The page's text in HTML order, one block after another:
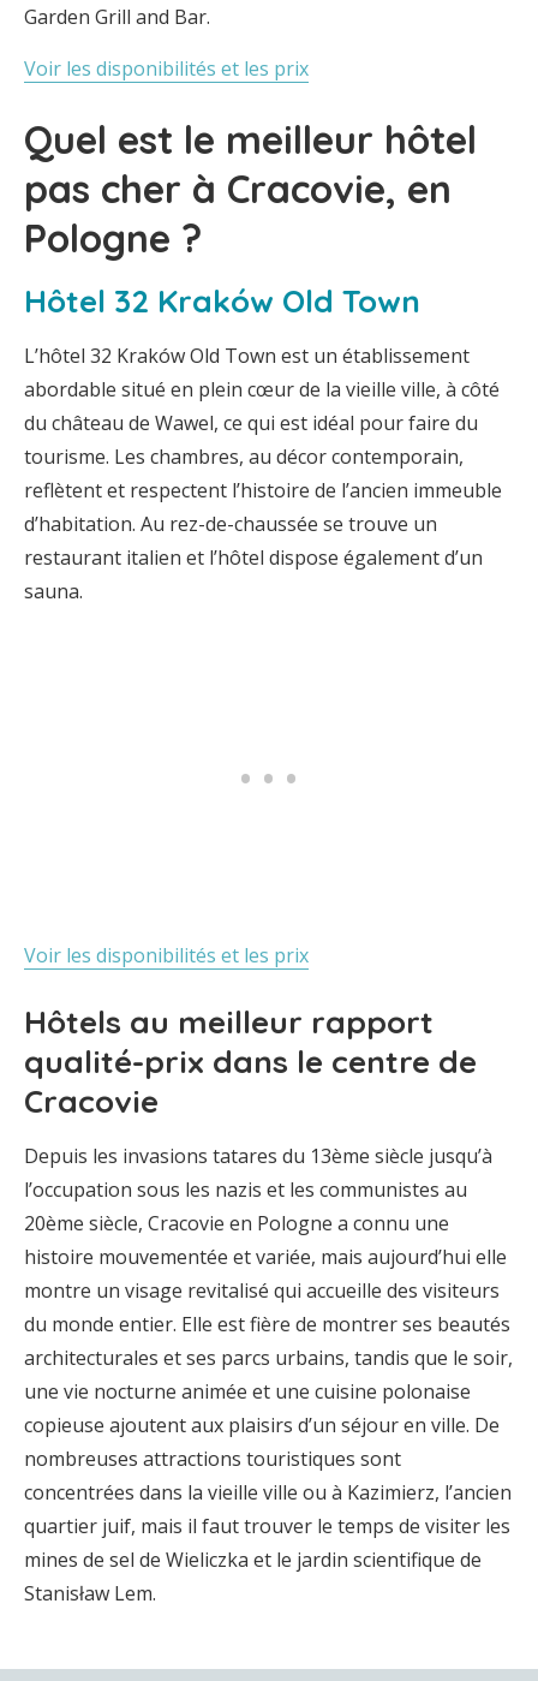
Garden Grill and Bar.
Voir les disponibilités et les prix
Quel est le meilleur hôtel
pas cher à Cracovie, en
Pologne ?
Hôtel 32 Kraków Old Town
L’hôtel 32 Kraków Old Town est un établissement
abordable situé en plein cœur de la vieille ville, à côté
du château de Wawel, ce qui est idéal pour faire du
tourisme. Les chambres, au décor contemporain,
reflètent et respectent l’histoire de l’ancien immeuble
d’habitation. Au rez-de-chaussée se trouve un
restaurant italien et l’hôtel dispose également d’un
sauna.
Voir les disponibilités et les prix
Hôtels au meilleur rapport
qualité-prix dans le centre de
Cracovie
Depuis les invasions tatares du 13ème siècle jusqu’à
l’occupation sous les nazis et les communistes au
20ème siècle, Cracovie en Pologne a connu une
histoire mouvementée et variée, mais aujourd’hui elle
montre un visage revitalisé qui accueille des visiteurs
du monde entier. Elle est fière de montrer ses beautés
architecturales et ses parcs urbains, tandis que le soir,
une vie nocturne animée et une cuisine polonaise
copieuse ajoutent aux plaisirs d’un séjour en ville. De
nombreuses attractions touristiques sont
concentrées dans la vieille ville ou à Kazimierz, l’ancien
quartier juif, mais il faut trouver le temps de visiter les
mines de sel de Wieliczka et le jardin scientifique de
Stanisław Lem.